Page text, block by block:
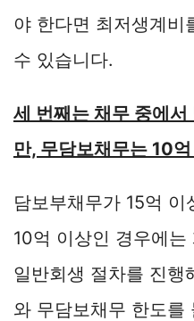
야 한다면 최저생계비
수 있습니다.
세 번째는 채무 중에
만, 무담보채무는 10
담보부채무가 15억
10억 이상인 경우에
일반회생 절차를 진행
와 무담보채무 한도를